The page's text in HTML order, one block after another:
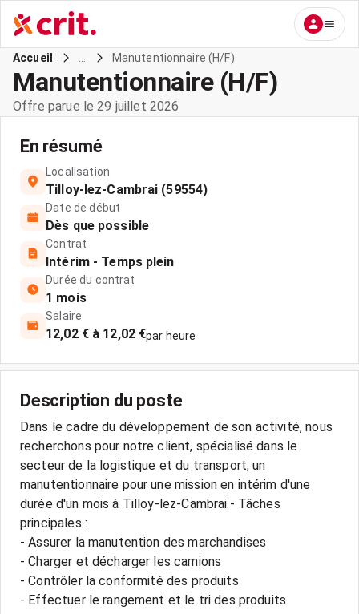
Accueil Manutentionnaire (H/F)
Manutentionnaire (H/F)
Offre parue le 29 juillet 2026
En résumé
Localisation
Tilloy-lez-Cambrai (59554)
Date de début
Dès que possible
Contrat
Intérim - Temps plein
Durée du contrat
1 mois
Salaire
12,02 € à 12,02 €par heure
Description du poste
Dans le cadre du développement de son activité, nous
recherchons pour notre client, spécialisé dans le
secteur de la logistique et du transport, un
manutentionnaire pour une mission en intérim d'une
durée d'un mois à Tilloy-lez-Cambrai.- Tâches
principales :
- Assurer la manutention des marchandises
- Charger et décharger les camions
- Contrôler la conformité des produits
- Effectuer le rangement et le tri des produits